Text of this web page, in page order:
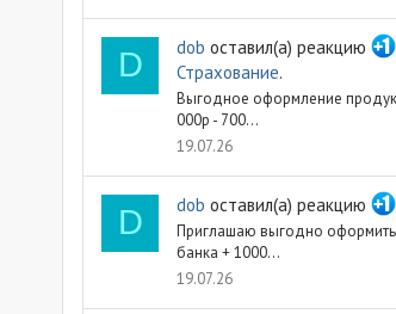
D dob оставил(а) реакцию
Страхование.
Выгодное оформление
000р - 700...
19.07.26
D dob оставил(а) реакцию
Приглашаю выгодно оформить
банка + 1000...
19.07.26